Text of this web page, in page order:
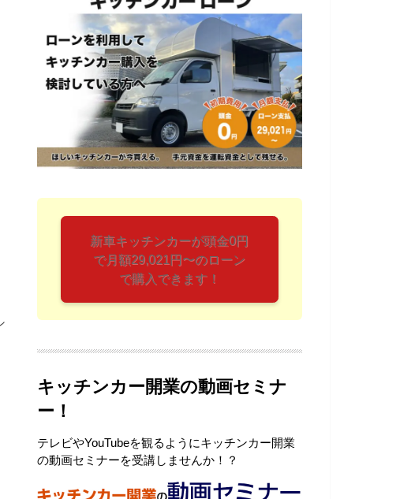
新車キッチンカーが頭金0円
で月額29,021円〜のローン
で購入できます！
キッチンカー開業の動画セミナ
ー！
テレビやYouTubeを観るようにキッチンカー開業
の動画セミナーを受講しませんか！？